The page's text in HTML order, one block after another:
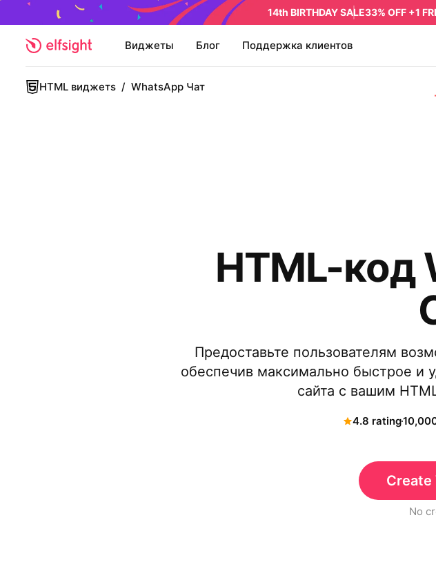
14th BIRTHDAY SALE33% OFF +1
Виджеты Блог Поддержка клиентов
HTML виджетs / WhatsApp Чат
HTML-код
Предоставьте пользователям
обеспечив максимально быстрое и
сайта с вашим
4.8 rating
Create
No